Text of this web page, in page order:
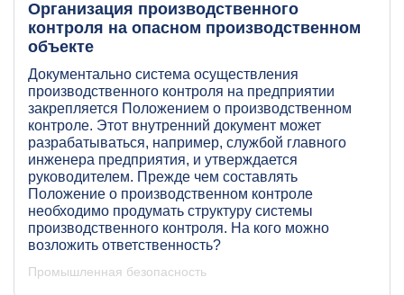
Организация производственного
контроля на опасном производственном
объекте
Документально система осуществления
производственного контроля на предприятии
закрепляется Положением о производственном
контроле. Этот внутренний документ может
разрабатываться, например, службой главного
инженера предприятия, и утверждается
руководителем. Прежде чем составлять
Положение о производственном контроле
необходимо продумать структуру системы
производственного контроля. На кого можно
возложить ответственность?
Промышленная безопасность